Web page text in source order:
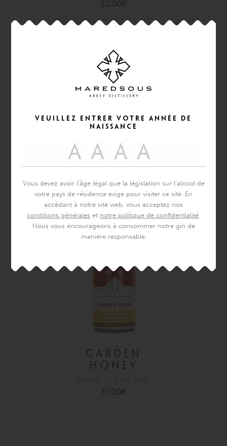
32,00€
FLEUR
500ml - 14% alc. vol.
25,00€
GARDEN
HONEY
35,00€
Veuillez Entrer Votre Année De
Naissance
Vous devez avoir l’âge légal que la législation sur l’alcool de
votre pays de résidence exige pour visiter ce site. En
accédant à notre site web, vous acceptez nos
conditions générales et notre politique de confidentialité
Nous vous encourageons à consommer notre gin de
manière responsable.